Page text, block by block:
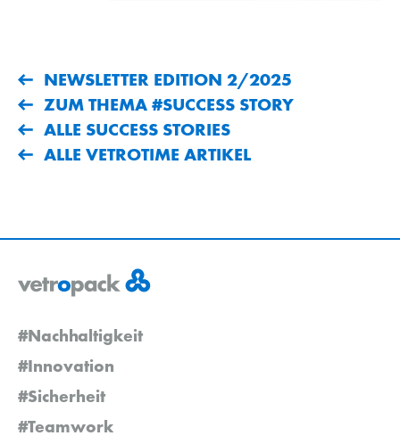
NEWSLETTER EDITION 2/2025
ZUM THEMA #SUCCESS STORY
ALLE SUCCESS STORIES
ALLE VETROTIME ARTIKEL
#Nachhaltigkeit
#Innovation
#Sicherheit
#Teamwork